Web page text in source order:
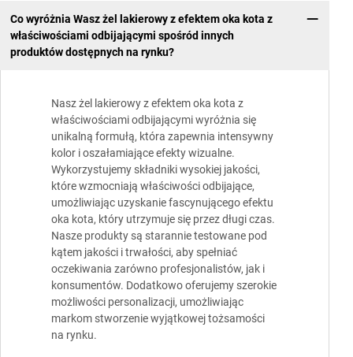
Co wyróżnia Wasz żel lakierowy z efektem oka kota z
właściwościami odbijającymi spośród innych
produktów dostępnych na rynku?
Nasz żel lakierowy z efektem oka kota z
właściwościami odbijającymi wyróżnia się
unikalną formułą, która zapewnia intensywny
kolor i oszałamiające efekty wizualne.
Wykorzystujemy składniki wysokiej jakości,
które wzmocniają właściwości odbijające,
umożliwiając uzyskanie fascynującego efektu
oka kota, który utrzymuje się przez długi czas.
Nasze produkty są starannie testowane pod
kątem jakości i trwałości, aby spełniać
oczekiwania zarówno profesjonalistów, jak i
konsumentów. Dodatkowo oferujemy szerokie
możliwości personalizacji, umożliwiając
markom stworzenie wyjątkowej tożsamości
na rynku.